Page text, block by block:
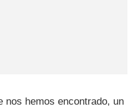
nos hemos encontrado, un